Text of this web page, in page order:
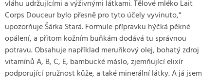
vláhu udržujícími a výživnými látkami. Tělové mléko Lait
Corps Douceur bylo přesně pro tyto účely vyvinuto,“
upozorňuje Šárka Stará. Formule přípravku hýčká pěkné
opálení, a přitom kožním buňkám dodává tu správnou
potravu. Obsahuje například meruňkový olej, bohatý zdroj
vitamínů A, B, C, E, bambucké máslo, zjemňující elixír
podporující pružnost kůže, a také minerální látky. A já jsem